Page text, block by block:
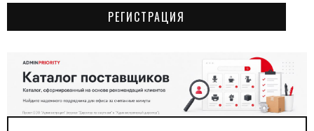
РЕГИСТРАЦИЯ